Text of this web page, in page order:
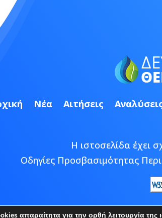
Νέα Αιτήσεις
Η ιστοσελίδα έχει
Οδηγίες Προσβασιμότητας
Copyright © 2026 ΔΕΥΑ
απαραίτητα για την ορθή λειτουργία